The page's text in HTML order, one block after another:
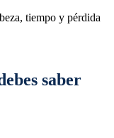
tiempo y pérdida
saber